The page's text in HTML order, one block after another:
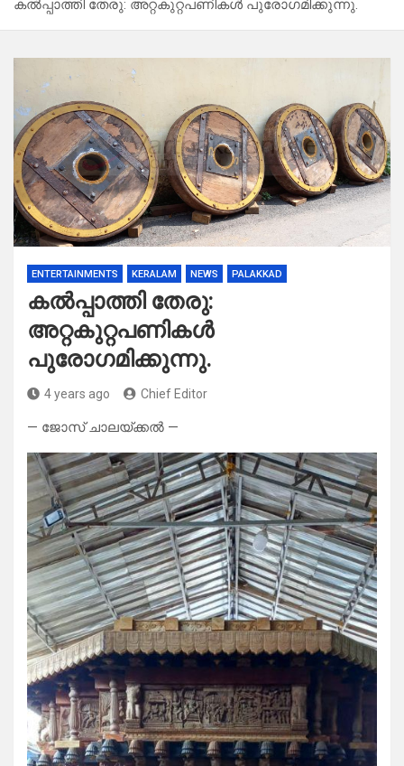
കൽപ്പാത്തി തേരു: അറ്റകുറ്റപണികൾ പുരോഗമിക്കുന്നു.
ENTERTAINMENTS KERALAM NEWS PALAKKAD
കൽപ്പാത്തി തേരു:
അറ്റകുറ്റപണികൾ
പുരോഗമിക്കുന്നു.
4 years ago Chief Editor
— ജോസ് ചാലയ്ക്കൽ —